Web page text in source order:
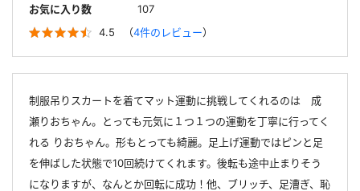
お気に入り数
107
4.5
（4件のレビュー）
制服吊りスカートを着てマット運動に挑戦してくれるのは 成
瀬りおちゃん。とっても元気に１つ１つの運動を丁寧に行ってく
れる りおちゃん。形もとっても綺麗。足上げ運動ではピンと足
を伸ばした状態で10回続けてくれます。後転も途中止まりそう
になりますが、なんとか回転に成功！他、ブリッチ、足漕ぎ、恥